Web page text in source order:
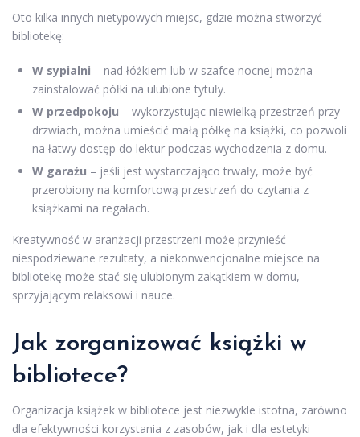
Oto kilka innych nietypowych miejsc, gdzie można stworzyć
bibliotekę:
W sypialni – nad łóżkiem lub w szafce nocnej można
zainstalować półki na ulubione tytuły.
W przedpokoju – wykorzystując niewielką przestrzeń przy
drzwiach, można umieścić małą półkę na książki, co pozwoli
na łatwy dostęp do lektur podczas wychodzenia z domu.
W garażu – jeśli jest wystarczająco trwały, może być
przerobiony na komfortową przestrzeń do czytania z
książkami na regałach.
Kreatywność w aranżacji przestrzeni może przynieść
niespodziewane rezultaty, a niekonwencjonalne miejsce na
bibliotekę może stać się ulubionym zakątkiem w domu,
sprzyjającym relaksowi i nauce.
Jak zorganizować książki w
bibliotece?
Organizacja książek w bibliotece jest niezwykle istotna, zarówno
dla efektywności korzystania z zasobów, jak i dla estetyki